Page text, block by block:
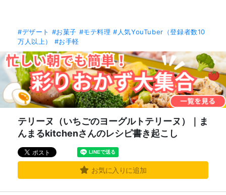
#デザート #お菓子 #モテ料理 #人気YouTuber（登録者数10
万人以上）
#お手軽
テリーヌ（いちごのヨーグルトテリーヌ）｜ま
んまるkitchenさんのレシピ書き起こし
お気に入りに追加